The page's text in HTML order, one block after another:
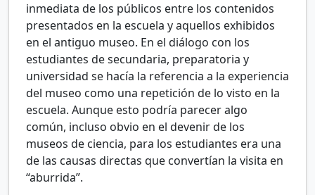
inmediata de los públicos entre los contenidos
presentados en la escuela y aquellos exhibidos
en el antiguo museo. En el diálogo con los
estudiantes de secundaria, preparatoria y
universidad se hacía la referencia a la experiencia
del museo como una repetición de lo visto en la
escuela. Aunque esto podría parecer algo
común, incluso obvio en el devenir de los
museos de ciencia, para los estudiantes era una
de las causas directas que convertían la visita en
“aburrida”.